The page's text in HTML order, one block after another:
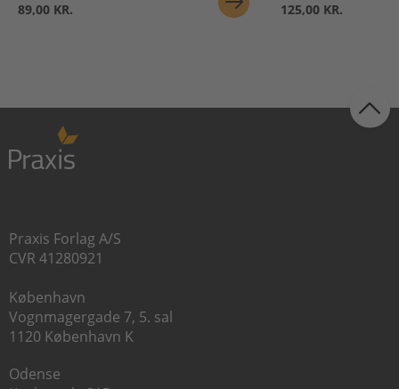
89,00 KR.
125,00 KR.
Praxis Forlag A/S
CVR 41280921
København
Vognmagergade 7, 5. sal
1120 København K
Odense